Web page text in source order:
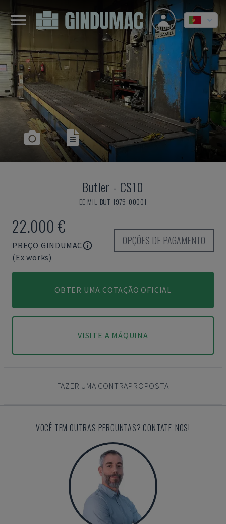
Butler - CS10
EE-MIL-BUT-1975-00001
22.000 €
PREÇO GINDUMAC
(Ex works)
OPÇÕES DE PAGAMENTO
OBTER UMA COTAÇÃO OFICIAL
VISITE A MÁQUINA
FAZER UMA CONTRAPROPOSTA
VOCÊ TEM OUTRAS PERGUNTAS? CONTATE-NOS!